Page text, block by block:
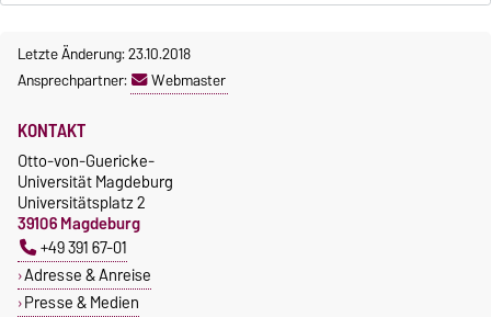
Letzte Änderung: 23.10.2018
Ansprechpartner:
Webmaster
KONTAKT
Otto-von-Guericke-
Universität Magdeburg
Universitätsplatz 2
39106 Magdeburg
+49 391 67-01
Adresse & Anreise
Presse & Medien